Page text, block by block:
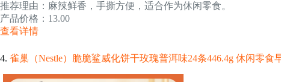
推荐理由：麻辣鲜香，手撕方便，适合作为休闲零食。
产品价格：13.00
查看详情
4. 雀巢（Nestle）脆脆鲨威化饼干玫瑰普洱味24条446.4g 休闲零食